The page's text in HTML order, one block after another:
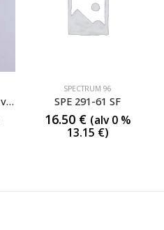
SPE 234-72SF, vaalea violetti
SPECTRUM 96
SPE 291-61 SF
16.50 € (alv 0 %
13.15 €)